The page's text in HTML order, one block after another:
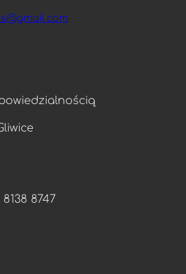
8138 8747